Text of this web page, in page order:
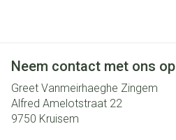
Neem contact met ons op
Greet Vanmeirhaeghe Zingem
Alfred Amelotstraat 22
9750 Kruisem